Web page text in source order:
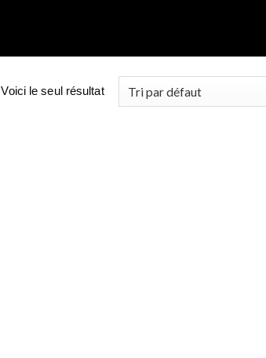
Voici le seul résultat